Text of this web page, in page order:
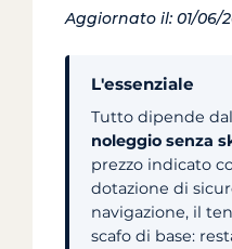
Aggiornato il: 01/06/
L'essenziale
Tutto dipende
noleggio senza
prezzo indicato
dotazione di
navigazione, il
scafo di base: